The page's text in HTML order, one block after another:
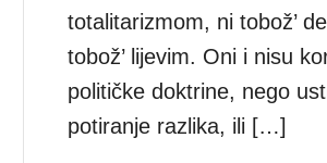
totalitarizmom, ni tobož’
tobož’ lijevim. Oni i nisu
političke doktrine, nego
potiranje razlika, ili […]